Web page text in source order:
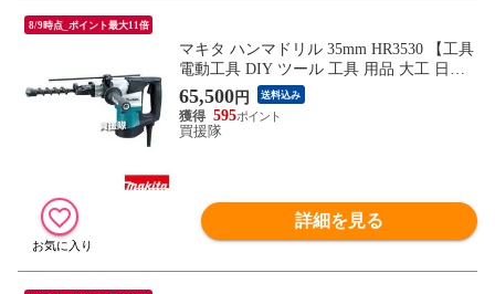
8/9時点_ポイント最大11倍
マキタ ハンマドリル 35mm HR3530 【工具
電動工具 DIY ツール 工具 用品 大工 日曜
大工 穴あけ 穴 ネジ ハツリ makita 正規品
日本仕様 マキタ正規取扱店】【おしゃれ
おすすめ】
65,500円 送料込み
595
買援隊
詳細を見る